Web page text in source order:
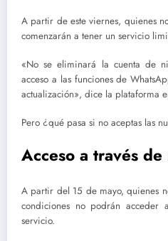
A partir de este viernes, quienes
comenzarán a tener un servicio
«No se eliminará la cuenta de
acceso a las funciones de
actualización», dice la plataforma
Pero ¿qué pasa si no aceptas las
Acceso a través
A partir del 15 de mayo, quienes
condiciones no podrán
servicio.